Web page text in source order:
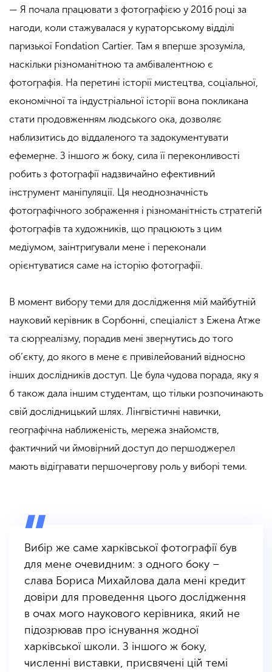
— Я почала працювати з фотографією у 2016 році за
нагоди, коли стажувалася у кураторському відділі
паризької Fondation Cartier. Там я вперше зрозуміла,
наскільки різноманітною та амбівалентною є
фотографія. На перетині історії мистецтва, соціальної,
економічної та індустріальної історії вона покликана
стати продовженням людського ока, дозволяє
наблизитись до віддаленого та задокументувати
ефемерне. З іншого ж боку, сила її переконливості
робить з фотографії надзвичайно ефективний
інструмент маніпуляції. Ця неоднозначність
фотографічного зображення і різноманітність стратегій
фотографів та художників, що працюють з цим
медіумом, заінтригували мене і переконали
орієнтуватися саме на історію фотографії.
В момент вибору теми для дослідження мій майбутній
науковий керівник в Сорбонні, спеціаліст з Ежена Атже
та сюрреалізму, порадив мені звернутись до того
об’єкту, до якого в мене є привілейований відносно
інших дослідників доступ. Це була чудова порада, яку я
б також дала іншим студентам, що тільки розпочинають
свій дослідницький шлях. Лінгвістичні навички,
географічна наближеність, мережа знайомств,
фактичний чи ймовірний доступ до першоджерел
мають відігравати першочергову роль у виборі теми.
Вибір же саме харківської фотографії був
для мене очевидним: з одного боку –
слава Бориса Михайлова дала мені кредит
довіри для проведення цього дослідження
в очах мого наукового керівника, який не
підозрював про існування жодної
харківської школи. З іншого ж боку,
численні виставки, присвячені цій темі